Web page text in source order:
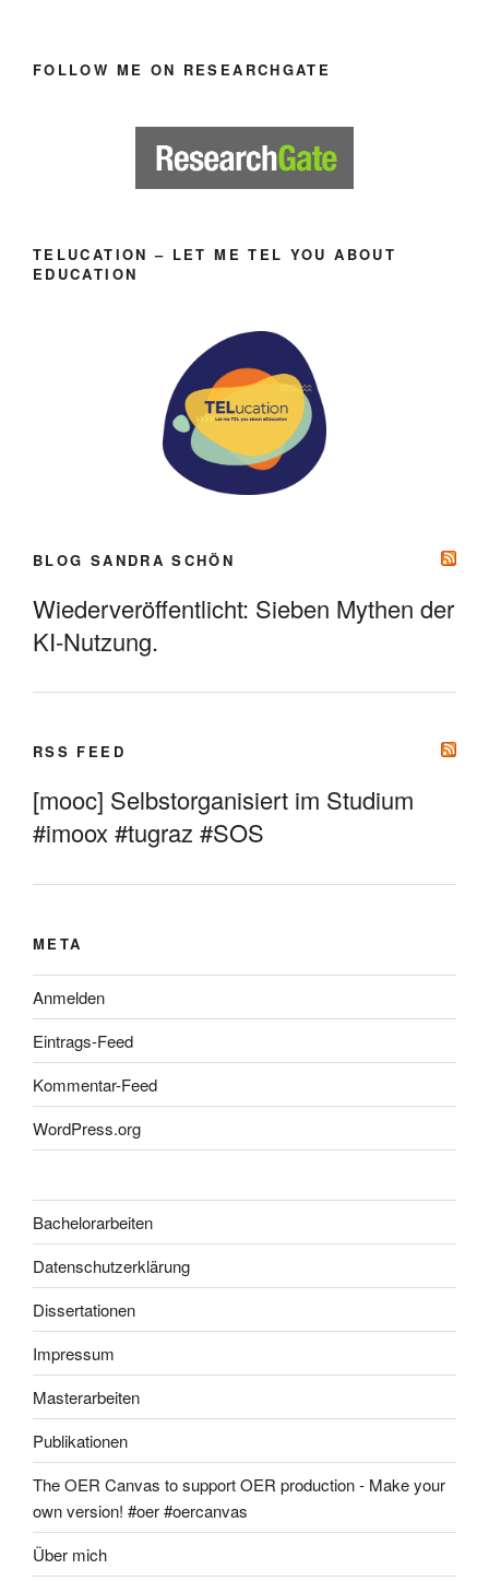
FOLLOW ME ON RESEARCHGATE
TELUCATION – LET ME TEL YOU ABOUT
EDUCATION
BLOG SANDRA SCHÖN
Wiederveröffentlicht: Sieben Mythen der
KI-Nutzung.
RSS FEED
[mooc] Selbstorganisiert im Studium
#imoox #tugraz #SOS
META
Anmelden
Eintrags-Feed
Kommentar-Feed
WordPress.org
Bachelorarbeiten
Datenschutzerklärung
Dissertationen
Impressum
Masterarbeiten
Publikationen
The OER Canvas to support OER production - Make your
own version! #oer #oercanvas
Über mich